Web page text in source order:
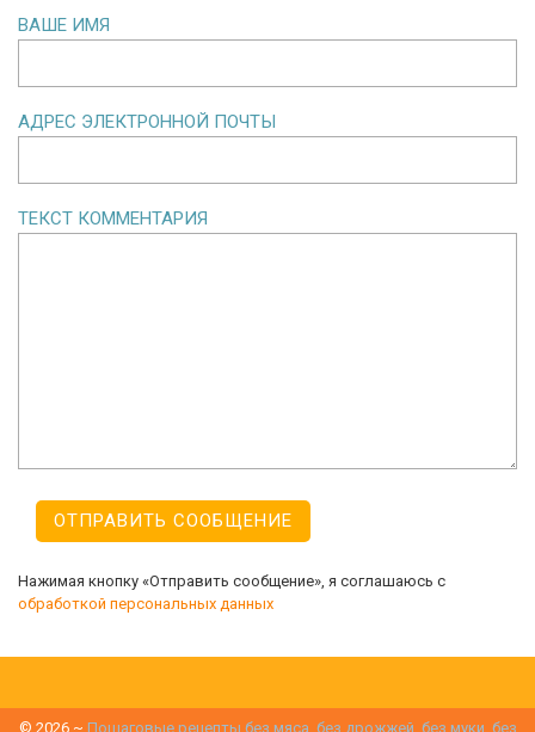
ВАШЕ ИМЯ
АДРЕС ЭЛЕКТРОННОЙ ПОЧТЫ
ТЕКСТ КОММЕНТАРИЯ
Нажимая кнопку «Отправить сообщение», я соглашаюсь с
обработкой персональных данных
© 2026~ Пошаговые рецепты без мяса, без дрожжей, без муки, без